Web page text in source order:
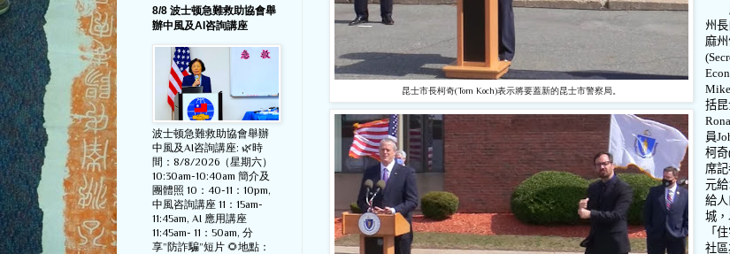
昆士市長柯奇(Tom Koch)表示將要蓋新的昆士市警察局。
州
麻
括
員
柯奇
席
元給
給
城
「
社
8/8 波士顿急難救助協會舉
辦中風及AI咨詢講座
波士顿急難救助協會舉辦
中風及AI咨詢講座: 🌿時
間：8/8/2026（星期六）
10:30am-10:40am 簡介及
團體照 10：40-11：10pm,
中風咨詢講座 11：15am-
11:45am, AI 應用講座
11:45am- 11：50am, 分
享”防詐騙”短片 🌻地點：